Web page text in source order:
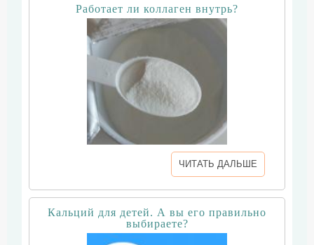
Работает ли коллаген внутрь?
ЧИТАТЬ ДАЛЬШЕ
Кальций для детей. А вы его правильно
выбираете?